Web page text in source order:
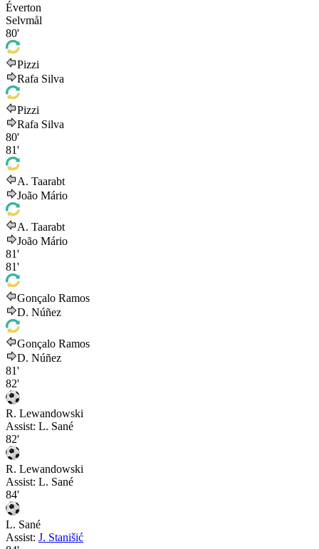
Éverton
Selvmål
80'
Pizzi
Rafa Silva
Pizzi
Rafa Silva
80'
81'
A. Taarabt
João Mário
A. Taarabt
João Mário
81'
81'
Gonçalo Ramos
D. Núñez
Gonçalo Ramos
D. Núñez
81'
82'
R. Lewandowski
Assist: L. Sané
82'
R. Lewandowski
Assist: L. Sané
84'
L. Sané
Assist: J. Stanišić